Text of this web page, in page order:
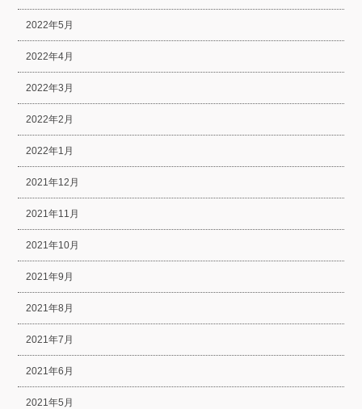
2022年5月
2022年4月
2022年3月
2022年2月
2022年1月
2021年12月
2021年11月
2021年10月
2021年9月
2021年8月
2021年7月
2021年6月
2021年5月